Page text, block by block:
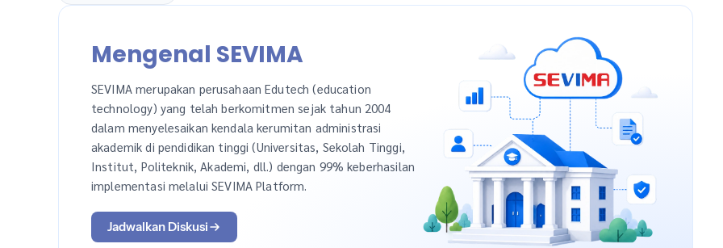
Mengenal SEVIMA
SEVIMA merupakan perusahaan Edutech (education
technology) yang telah berkomitmen sejak tahun 2004
dalam menyelesaikan kendala kerumitan administrasi
akademik di pendidikan tinggi (Universitas, Sekolah Tinggi,
Institut, Politeknik, Akademi, dll.) dengan 99% keberhasilan
implementasi melalui SEVIMA Platform.
Jadwalkan Diskusi